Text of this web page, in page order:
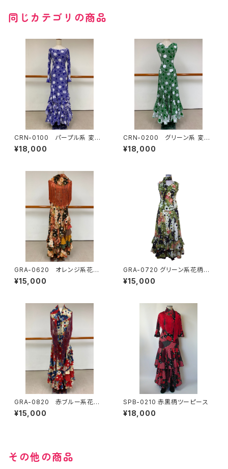
同じカテゴリの商品
CRN-0100 パープル系 変わ
り水玉ツーピース
¥18,000
CRN-0200 グリーン系 変わ
り水玉ツーピース
¥18,000
GRA-0620 オレンジ系花柄×
水玉コンビツーピース
¥15,000
GRA-0720 グリーン系花柄×
水玉コンビツーピース
¥15,000
GRA-0820 赤ブルー系花柄×
水玉コンビツーピース
¥15,000
SPB-0210 赤黒柄ツーピース
¥18,000
その他の商品